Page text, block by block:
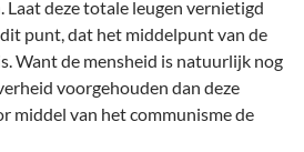
Laat deze totale leugen vernietigd
punt, dat het middelpunt van de
Want de mensheid is natuurlijk nog
voorgehouden dan deze
middel van het communisme de